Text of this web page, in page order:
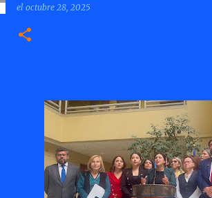
el octubre 28, 2025